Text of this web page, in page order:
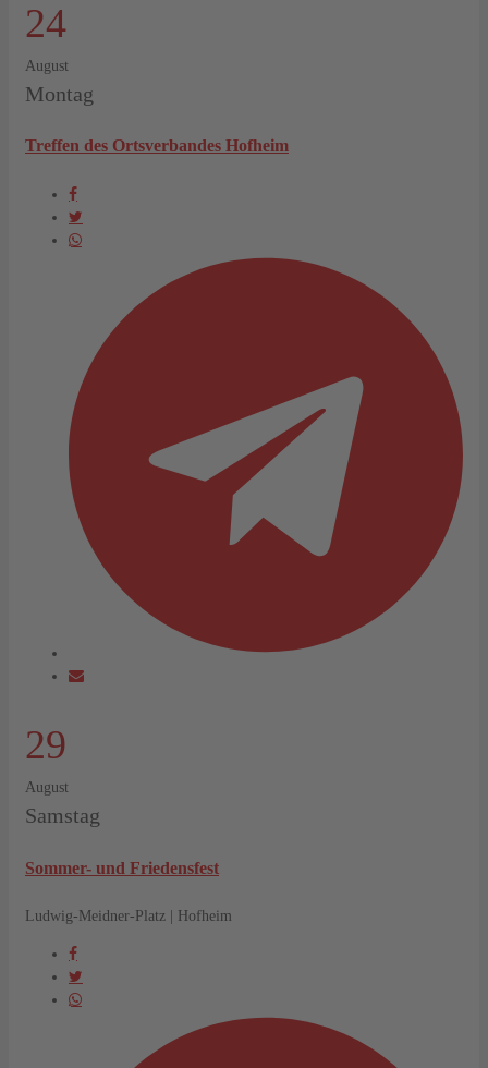
24
August
Montag
Treffen des Ortsverbandes Hofheim
29
August
Samstag
Sommer- und Friedensfest
Ludwig-Meidner-Platz | Hofheim